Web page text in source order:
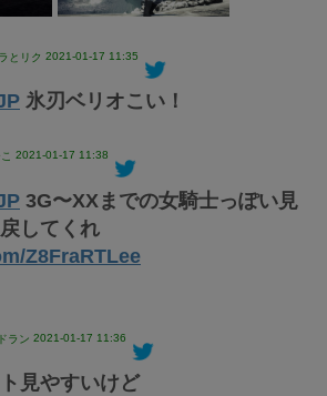
とリク 2021-01-17 11:35
氷刃ベリオこい！
2021-01-17 11:38
3G〜XXまでの女騎士っぽい見
してくれ
Z8FraRTLee
ラン 2021-01-17 11:36
見やすいけど